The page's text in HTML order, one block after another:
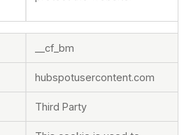
__cf_bm
hubspotusercontent.com
Third Party